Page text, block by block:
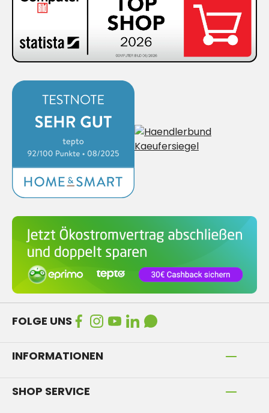
FOLGE UNS
INFORMATIONEN
SHOP SERVICE